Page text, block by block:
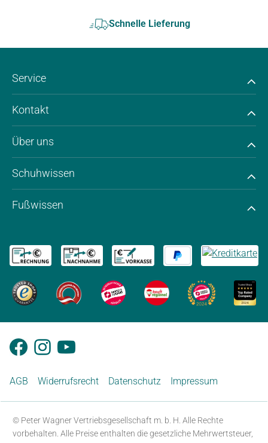
Schnelle Lieferung
Service
Kontakt
Über uns
Schuhwissen
Fußwissen
AGB Widerrufsrecht Datenschutz Impressum
© Peter Wagner Vertriebsgesellschaft m. b. H. Alle Rechte
vorbehalten. Alle Preise enthalten die gesetzliche Mehrwertsteuer,